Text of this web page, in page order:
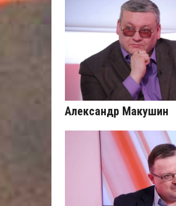
Александр Макушин